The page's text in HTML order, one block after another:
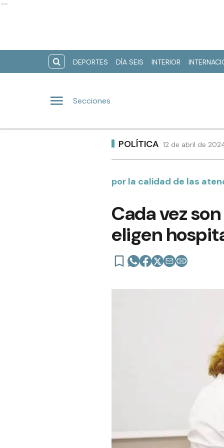
Ads
DEPORTES DÍA SEIS INTERIOR
Secciones
POLÍTICA 12 de abril de
por la calidad de las
Cada vez
eligen